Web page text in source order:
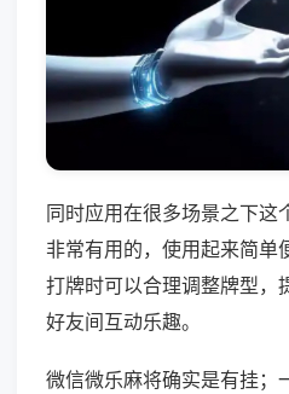
同时应用在很多场景之下这
非常有用的，使用起来简单
打牌时可以合理调整牌型，
好友间互动乐趣。
微信微乐麻将确实是有挂；